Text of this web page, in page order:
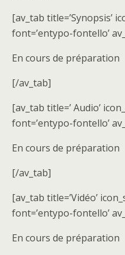
[av_tab title=’Synopsis’
font=’entypo-fontello’
En cours de préparation
[/av_tab]
[av_tab title=’ Audio’
font=’entypo-fontello’
En cours de préparation
[/av_tab]
[av_tab title=’Vidéo’
font=’entypo-fontello’
En cours de préparation